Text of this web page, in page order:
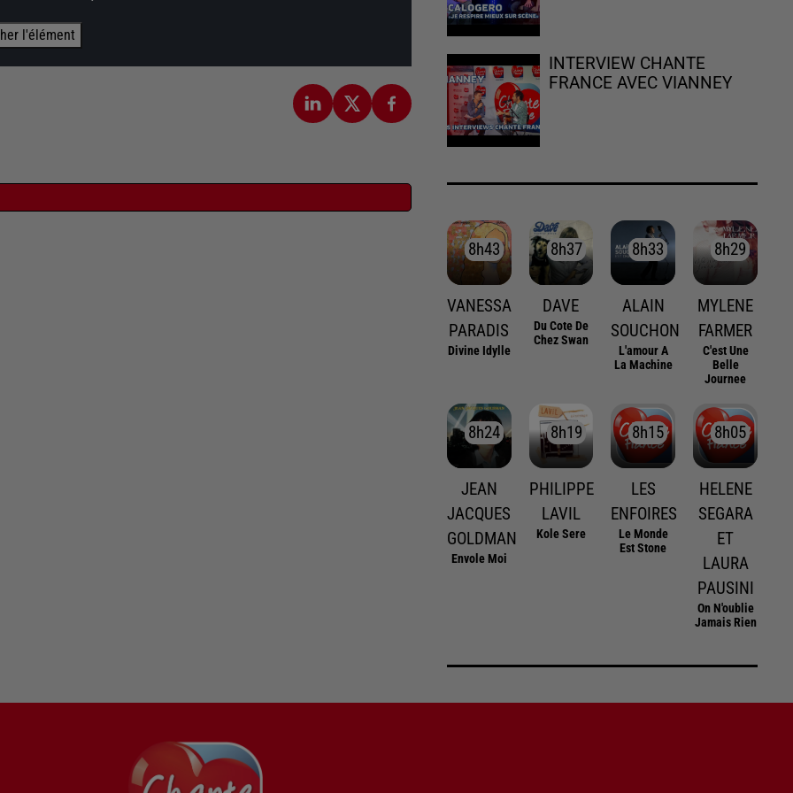
l'élément
INTERVIEW CHANTE
FRANCE AVEC VIANNEY
8h43
8h43
VANESSA
PARADIS
Divine Idylle
8h37
8h37
DAVE
Du Cote De
Chez Swan
8h33
8h33
ALAIN
SOUCHON
L'amour A
La Machine
8h29
8h29
MYLENE
FARMER
C'est Une
Belle
Journee
8h24
8h24
JEAN
JACQUES
GOLDMAN
Envole Moi
8h19
8h19
PHILIPPE
LAVIL
Kole Sere
8h15
8h15
LES
ENFOIRES
Le Monde
Est Stone
8h05
8h05
HELENE
SEGARA
ET
LAURA
PAUSINI
On N'oublie
Jamais Rien